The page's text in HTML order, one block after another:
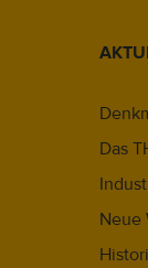
Das
Neue